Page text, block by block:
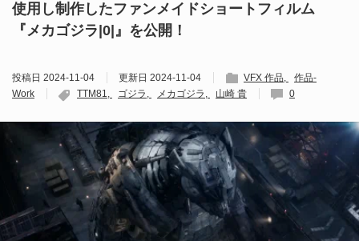
使用し制作したファンメイドショートフィルム
『メカゴジラ|0|』を公開！
投稿日 2024-11-04 更新日 2024-11-04 VFX 作品
作品-
Work
TTM81 ゴジラ メカゴジラ 山崎 貴 0